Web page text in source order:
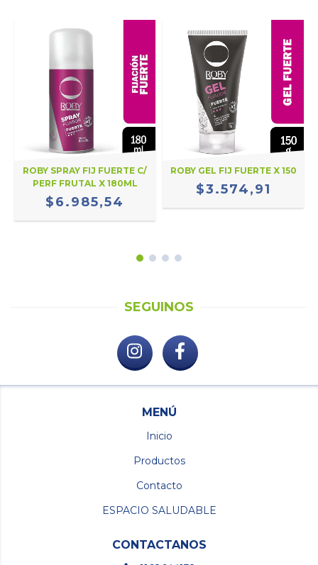
ROBY SPRAY FIJ FUERTE C/
PERF FRUTAL X 180ML
$6.985,54
ROBY GEL FIJ FUERTE X 150
$3.574,91
SEGUINOS
MENÚ
Inicio
Productos
Contacto
ESPACIO SALUDABLE
CONTACTANOS